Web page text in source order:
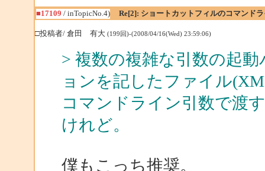
■17109 / inTopicNo.4) Re[2]: ショートカットフィルのコマンド
□投稿者/ 倉田 有大 (199回)-(2008/04/16(Wed) 23:59:06)
> 複数の複雑な引数の起
ョンを記したファイル
コマンドライン引数で渡
けれど。
僕もこっち推奨。